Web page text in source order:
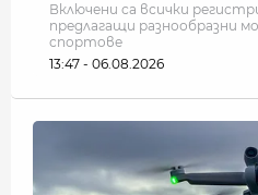
Включени са всички
предлагащи разнообразни
спортове
13:47 - 06.08.2026